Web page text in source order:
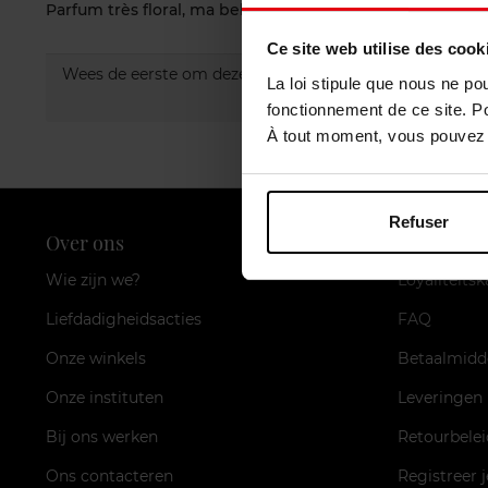
Ce site web utilise des
La loi stipule que nous ne
fonctionnement de ce site.
À tout moment, vous
Refuser
Parfum très floral, ma belle-mère l'adore ;-)
Wees de eerste om deze commentaar te evalueren.
Over ons
Wie zijn we?
Liefdadigheidsacties
Onze winkels
Onze instituten
Bij ons werken
Ons contacteren
FAQ
Leveringen
Registreer